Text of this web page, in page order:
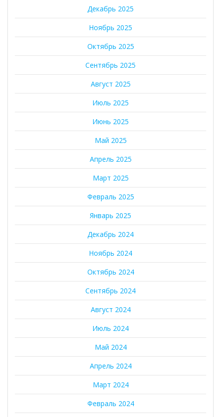
Декабрь 2025
Ноябрь 2025
Октябрь 2025
Сентябрь 2025
Август 2025
Июль 2025
Июнь 2025
Май 2025
Апрель 2025
Март 2025
Февраль 2025
Январь 2025
Декабрь 2024
Ноябрь 2024
Октябрь 2024
Сентябрь 2024
Август 2024
Июль 2024
Май 2024
Апрель 2024
Март 2024
Февраль 2024